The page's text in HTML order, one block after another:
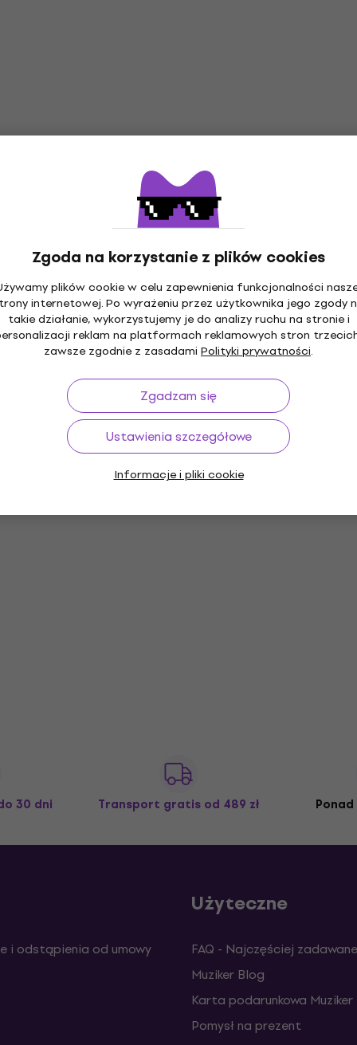
Zgoda na korzystanie z plików cookies
plików cookie w celu zapewnienia funkcjonalności
internetowej. Po wyrażeniu przez użytkownika jego zgody
takie działanie, wykorzystujemy je do analizy ruchu na stronie i
reklam na platformach reklamowych stron
zawsze zgodnie z zasadami Polityki prywatności.
Zgadzam się
Ustawienia szczegółowe
Informacje i pliki cookie
30 dni Transport gratis od 489 zł
i odstąpienia od umowy
Użyteczne
FAQ - Najczęściej
Muziker Blog
Karta podarunkowa Muziker
Pomysł na prezent